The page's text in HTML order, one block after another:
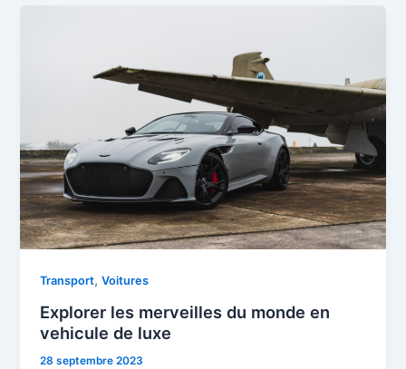
Transport,Voitures
Explorer les merveilles du monde en
vehicule de luxe
28 septembre 2023